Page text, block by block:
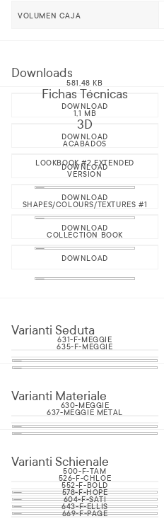
VOLUMEN CAJA
Downloads
Fichas Técnicas
581,48 KB
DOWNLOAD
3D
1,1 MB
DOWNLOAD
ACABADOS
DOWNLOAD
LOOKBOOK #2 EXTENDED
VERSION
DOWNLOAD
SHAPES/COLOURS/TEXTURES #1
DOWNLOAD
COLLECTION BOOK
DOWNLOAD
Varianti Seduta
631-F-MEGGIE
635-F-MEGGIE
Varianti Materiale
630-MEGGIE
637-MEGGIE METAL
Varianti Schienale
500-F-TAM
526-F-CHLOE
552-F-BOLD
578-F-HOPE
604-F-SATI
643-F-ELLIS
669-F-PAGE